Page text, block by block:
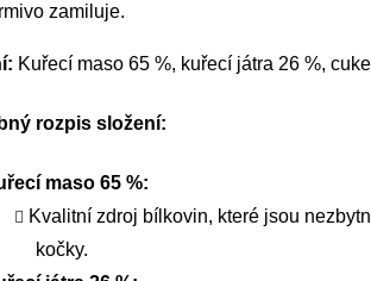
zamiluje.
Kuřecí maso 65 %, kuřecí játra 26 %,
rozpis složení:
maso 65 %:
Kvalitní zdroj bílkovin, které jsou
kočky.